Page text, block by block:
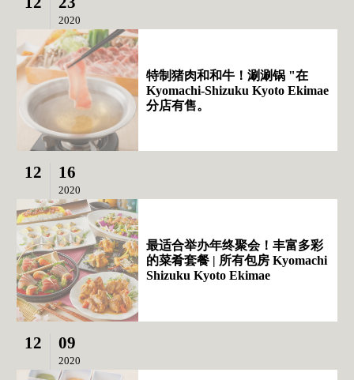
2020
特制猪肉和和牛！涮涮锅 "在
Kyomachi-Shizuku Kyoto Ekimae
分店有售。
12 16
2020
最适合举办年终聚会！丰富多彩
的菜肴套餐 | 所有包房 Kyomachi
Shizuku Kyoto Ekimae
12 09
2020